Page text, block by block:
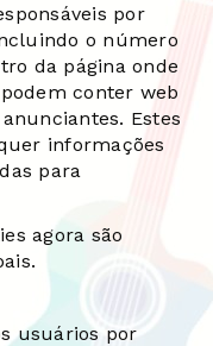
por
o número
da página onde
conter web
Estes
informações
para
agora são
usuários por